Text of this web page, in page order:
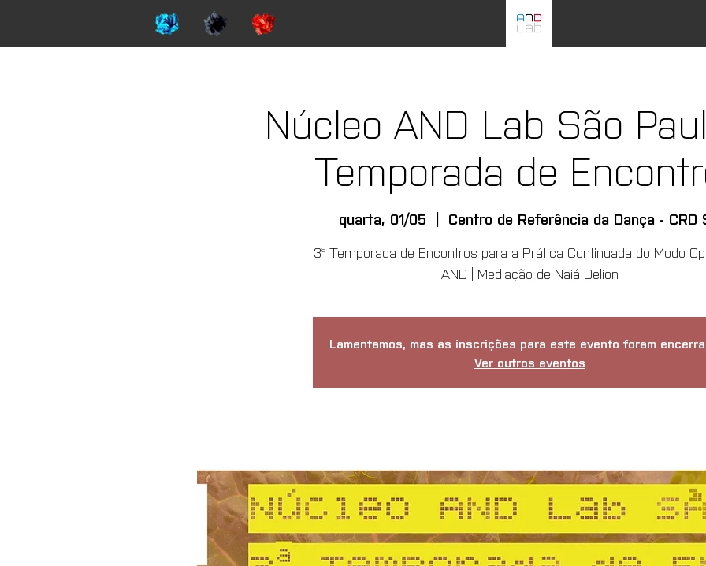
Núcleo AND Lab São
Temporada de
quarta, 01/05
  |
Centro de Referência da Dança - CRD
3ª Temporada de Encontros para a Prática Continuada do Modo
AND | Mediação de Naiá Delion
Lamentamos, mas as inscrições para este evento foram
Ver outros eventos